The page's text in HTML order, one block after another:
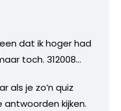
dat ik hoger had
toch. 312008…
als je zo’n quiz
kijken.